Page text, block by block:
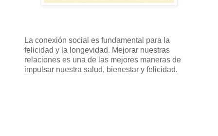
La conexión social es fundamental para la
felicidad y la longevidad. Mejorar nuestras
relaciones es una de las mejores maneras de
impulsar nuestra salud, bienestar y felicidad.